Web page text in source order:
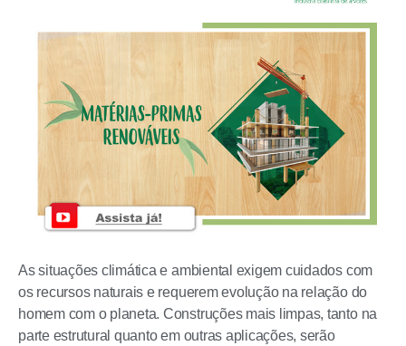
As situações climática e ambiental exigem cuidados com
os recursos naturais e requerem evolução na relação do
homem com o planeta. Construções mais limpas, tanto na
parte estrutural quanto em outras aplicações, serão